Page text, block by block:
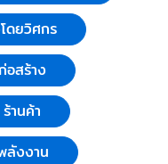
ดยวิศกร
อสร้าง
านค้า
ลังงาน